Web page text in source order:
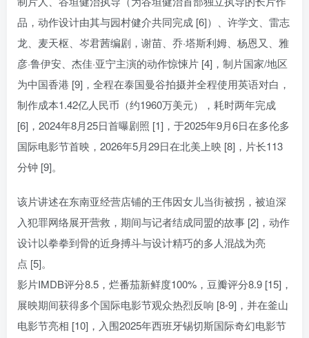
品，动作设计由其与园村健介共同完成 [6]）、许学文、雷志
龙、麦天枢、岑君茜编剧，谢苗、乔·塔斯利姆、杨恩又、雅
彦·鲁伊安、杰佳·亚宁主演的动作惊悚片 [4]，制片国家/地区
为中国香港 [9]，全程在泰国曼谷拍摄并全程使用英语对白，
制作成本1.42亿人民币（约1960万美元），耗时两年完成
[6]，2024年8月25日首曝剧照 [1]，于2025年9月6日在多伦多
国际电影节首映，2026年5月29日在北美上映 [8]，片长113
分钟 [9]。
该片讲述在东南亚经营店铺的王伟因女儿当街被拐，被迫深
入犯罪网络展开营救，期间与记者结成同盟的故事 [2]，动作
设计以拳拳到骨的近身搏斗与设计精巧的多人混战为亮
点 [5]。
影片IMDB评分8.5，烂番茄新鲜度100%，豆瓣评分8.9 [15]，
展映期间获得多个国际电影节观众热烈反响 [8-9]，并在釜山
电影节亮相 [10]，入围2025年西班牙锡切斯国际奇幻电影节